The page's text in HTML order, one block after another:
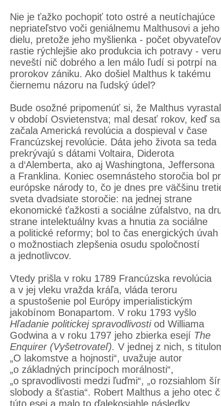
Nie je ťažko pochopiť toto ostré a neutíchajúce
nepriateľstvo voči geniálnemu Malthusovi a jeho
dielu, pretože jeho myšlienka - počet obyvateľov
rastie rýchlejšie ako produkcia ich potravy - veru
neveští nič dobrého a len málo ľudí si potrpí na
prorokov zániku. Ako došiel Malthus k takému
čiernemu názoru na ľudský údel?
Bude osožné pripomenúť si, že Malthus vyrastal
v období Osvietenstva; mal desať rokov, keď sa
začala Americká revolúcia a dospieval v čase
Francúzskej revolúcie. Dáta jeho života sa teda
prekrývajú s dátami Voltaira, Diderota
a d‘Alemberta, ako aj Washingtona, Jeffersona
a Franklina. Koniec osemnásteho storočia bol
európske národy to, čo je dnes pre väčšinu
sveta dvadsiate storočie: na jednej strane
ekonomické ťažkosti a sociálne zúfalstvo, na
strane intelektuálny kvas a hnutia za sociálne
a politické reformy; bol to čas energických úvah
o možnostiach zlepšenia osudu spoločností
a jednotlivcov.
Vtedy prišla v roku 1789 Francúzska revolúcia
a v jej vleku vražda kráľa, vláda teroru
a spustošenie pol Európy imperialistickým
jakobínom Bonapartom. V roku 1793 vyšlo
Hľadanie politickej spravodlivostiod Williama
Godwina a v roku 1797 jeho zbierka esejí The
Enquirer(Vyšetrovateľ). V jednej z nich, s
„O lakomstve a hojnosti“, uvažuje autor
„o základných princípoch morálnosti“,
„o spravodlivosti medzi ľuďmi“, „o rozsiahlom
slobody a šťastia“. Robert Malthus a jeho otec
túto esej a malo to ďalekosiahle následky.